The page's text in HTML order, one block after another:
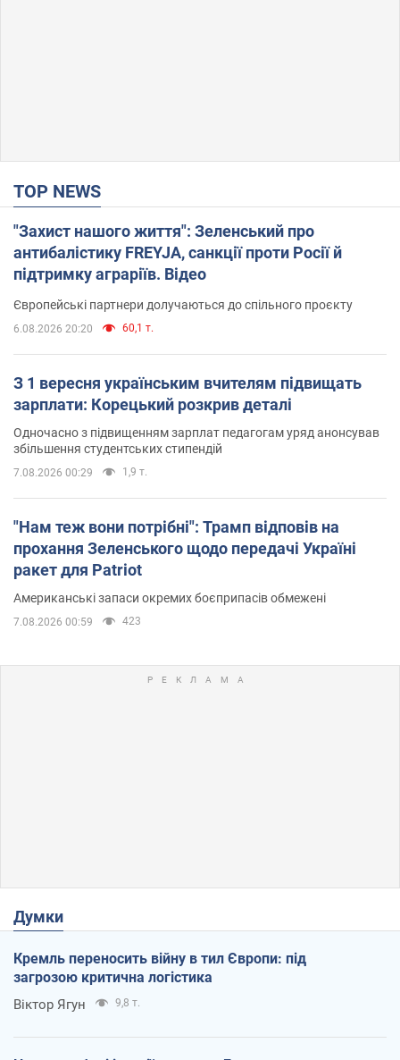
TOP NEWS
"Захист нашого життя": Зеленський про
антибалістику FREYJA, санкції проти Росії й
підтримку аграріїв. Відео
Європейські партнери долучаються до спільного проєкту
6.08.2026 20:20 60,1 т.
З 1 вересня українським вчителям підвищать
зарплати: Корецький розкрив деталі
Одночасно з підвищенням зарплат педагогам уряд анонсував
збільшення студентських стипендій
7.08.2026 00:29 1,9 т.
"Нам теж вони потрібні": Трамп відповів на
прохання Зеленського щодо передачі Україні
ракет для Patriot
Американські запаси окремих боєприпасів обмежені
7.08.2026 00:59 423
Думки
Кремль переносить війну в тил Європи: під
загрозою критична логістика
Віктор Ягун 9,8 т.